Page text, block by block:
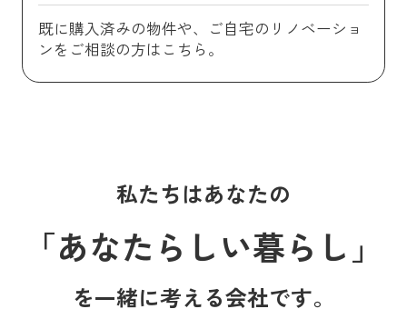
既に購入済みの物件や、ご自宅のリノベーショ
ンをご相談の方はこちら。
私たちはあなたの
「あなたらしい暮らし」
を一緒に考える会社です。